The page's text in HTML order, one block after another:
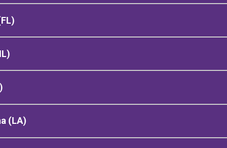
(LA)